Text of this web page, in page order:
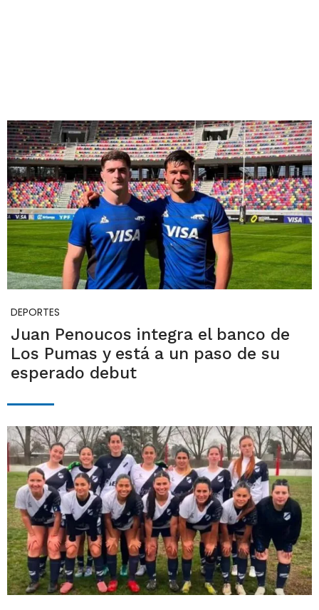
DEPORTES
Juan Penoucos integra el banco de
Los Pumas y está a un paso de su
esperado debut